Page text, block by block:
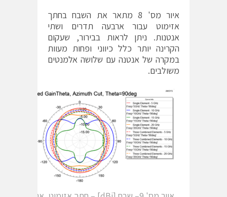
איור מס' 8 מתאר את השבח בחתך
אזימוט עבור ארבעה תדרים ושתי
אנטנות. ניתן לראות בבירור, שעקום
הקרינה יותר כלל כיווני ופחות מעוות
במקרה של אנטנה עם שלושה אלמנטים
משולבים.